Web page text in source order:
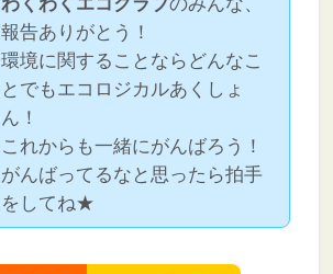
報告ありがとう！
環境に関することならどんなこ
とでもエコロジカルあくしょ
ん！
これからも一緒にがんばろう！
がんばってるなと思ったら拍手
をしてね★